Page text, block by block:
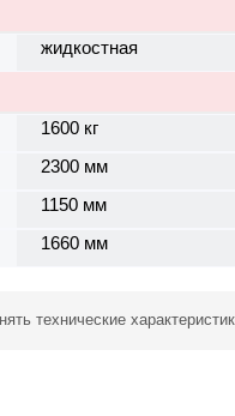
жидкостная
1600 кг
2300 мм
1150 мм
1660 мм
технические